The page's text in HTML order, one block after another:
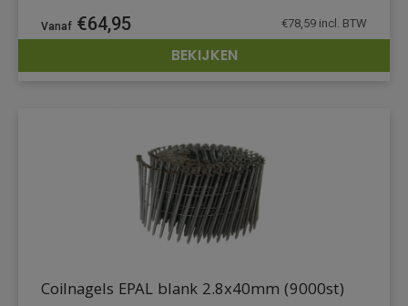
DETAILS
€64,95 €78,59 incl. BTW
BEKIJKEN
Coilnagels EPAL blank 2.8x40mm (9000st)